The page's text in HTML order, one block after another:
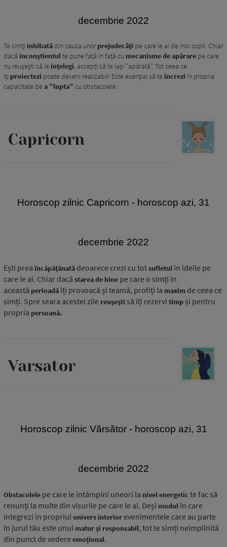
decembrie 2022
Te simți inhibatădin cauza unorprejudecăți pe care le ai de mic copil. Chiar
dacă inconștientulte pune față în față cu mecanisme de apărare pe care
nu reușești să le înțelegi, accepți să te lași ”apărată”. Tot ceea ce
îți proiectezi poate deveni realizabil! Este esențial să te încrezi în propria
capacitate de a ”lupta” cu obstacolele.
Capricorn
Horoscop zilnic Capricorn - horoscop azi, 31
decembrie 2022
Ești prea încăpățânată deoarece crezi cu totsufletulîn ideile pe
care le ai. Chiar dacă starea de bine pe care o simți în
această perioadăîți provoacă și teamă, profiți la maxim de ceea ce
simți. Spre seara acestei zile reușești să îți rezervi timp și pentru
propria persoană.
Varsator
Horoscop zilnic Vărsător - horoscop azi, 31
decembrie 2022
Obstacolele pe care le întâmpini uneori la nivel energetic te fac să
renunți la multe din visurile pe care le ai. Deși modulîn care
integrezi în propriul univers interiorevenimentele care au parte
în jurul tău este unul matur și responsabil, tot te simți neîmplinită
din punct de vedereemoțional.